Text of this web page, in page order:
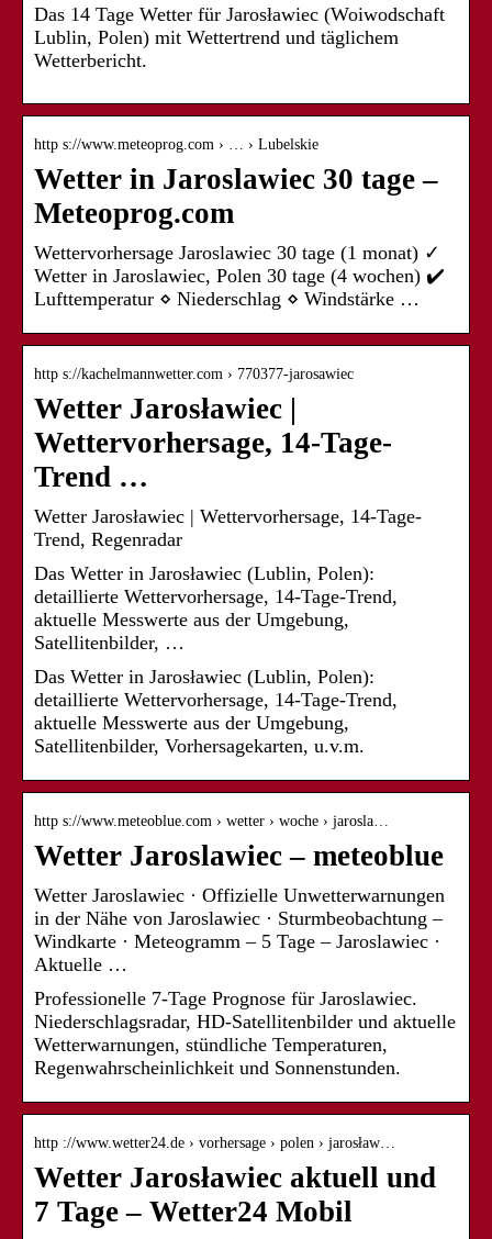
Das 14 Tage Wetter für Jarosławiec (Woiwodschaft
Lublin, Polen) mit Wettertrend und täglichem
Wetterbericht.
http s://www.meteoprog.com › … › Lubelskie
Wetter in Jaroslawiec 30 tage –
Meteoprog.com
Wettervorhersage Jaroslawiec 30 tage (1 monat) ✓
Wetter in Jaroslawiec, Polen 30 tage (4 wochen) ✔️
Lufttemperatur ⋄ Niederschlag ⋄ Windstärke …
http s://kachelmannwetter.com › 770377-jarosawiec
Wetter Jarosławiec |
Wettervorhersage, 14-Tage-
Trend …
Wetter Jarosławiec | Wettervorhersage, 14-Tage-
Trend, Regenradar
Das Wetter in Jarosławiec (Lublin, Polen):
detaillierte Wettervorhersage, 14-Tage-Trend,
aktuelle Messwerte aus der Umgebung,
Satellitenbilder, …
Das Wetter in Jarosławiec (Lublin, Polen):
detaillierte Wettervorhersage, 14-Tage-Trend,
aktuelle Messwerte aus der Umgebung,
Satellitenbilder, Vorhersagekarten, u.v.m.
http s://www.meteoblue.com › wetter › woche › jarosla…
Wetter Jaroslawiec – meteoblue
Wetter Jaroslawiec · Offizielle Unwetterwarnungen
in der Nähe von Jaroslawiec · Sturmbeobachtung –
Windkarte · Meteogramm – 5 Tage – Jaroslawiec ·
Aktuelle …
Professionelle 7-Tage Prognose für Jaroslawiec.
Niederschlagsradar, HD-Satellitenbilder und aktuelle
Wetterwarnungen, stündliche Temperaturen,
Regenwahrscheinlichkeit und Sonnenstunden.
http ://www.wetter24.de › vorhersage › polen › jarosław…
Wetter Jarosławiec aktuell und
7 Tage – Wetter24 Mobil